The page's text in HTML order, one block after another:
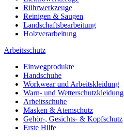
Rührwerkzeuge
Reinigen & Saugen
Landschaftsbearbeitung
Holzverarbeitung
Arbeitsschutz
Einwegprodukte
Handschuhe
Workwear und Arbeitskleidung
Warn- und Wetterschutzkleidung
Arbeitsschuhe
Masken & Atemschutz
Gehör-, Gesichts- & Kopfschutz
Erste Hilfe